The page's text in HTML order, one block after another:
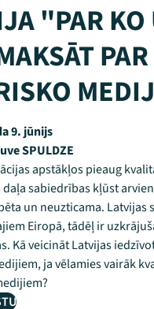
"PAR KO
9. jūnijs
SPULDZE
apstākļos pieaug
sabiedrības kļūst
un neuzticama.
Eiropā, tādēļ ir
Kā veicināt Latvijas
ja vēlamies vairāk